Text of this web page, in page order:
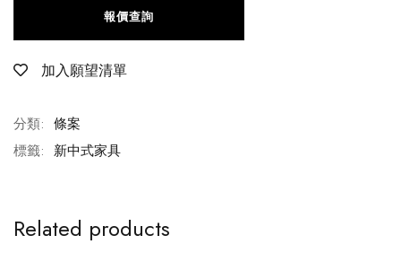
加入願望清單
報價查詢
分類: 條案
標籤: 新中式家具
Related products